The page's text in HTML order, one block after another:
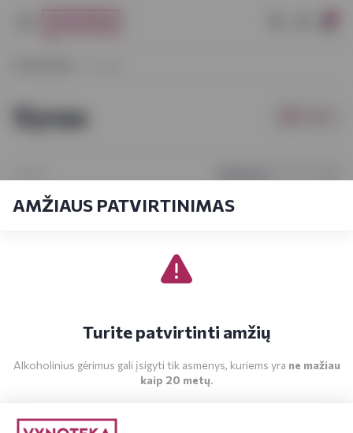
AMŽIAUS PATVIRTINIMAS
Turite patvirtinti amžių
Alkoholinius gėrimus gali įsigyti tik asmenys, kuriems yra ne mažiau
kaip 20 metų.
Vynas